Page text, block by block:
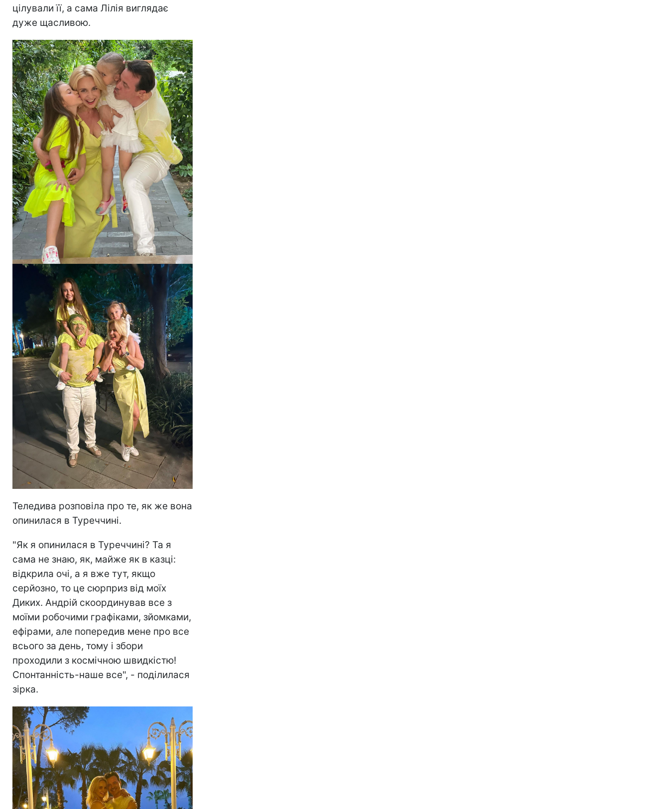
цілували її, а сама Лілія виглядає
дуже щасливою.
Теледива розповіла про те, як же вона
опинилася в Туреччині.
"Як я опинилася в Туреччині? Та я
сама не знаю, як, майже як в казці:
відкрила очі, а я вже тут, якщо
серйозно, то це сюрприз від моїх
Диких. Андрій скоординував все з
моїми робочими графіками, зйомками,
ефірами, але попередив мене про все
всього за день, тому і збори
проходили з космічною швидкістю!
Спонтанність-наше все", - поділилася
зірка.